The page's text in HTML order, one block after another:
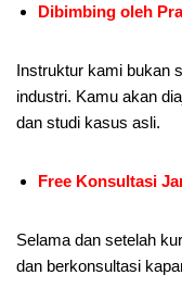
Dibimbing oleh
Instruktur kami bukan
industri. Kamu akan
dan studi kasus asli.
Free Konsultasi
Selama dan setelah
dan berkonsultasi